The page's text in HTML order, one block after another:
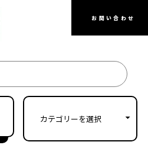
お問い合わせ